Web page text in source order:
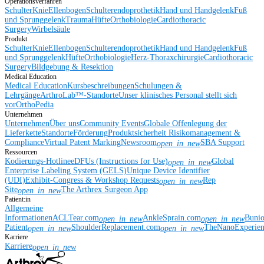
Operationsverfahren
SchulterKnieEllenbogenSchulterendoprothetikHand und HandgelenkFuß
und SprunggelenkTraumaHüfteOrthobiologieCardiothoracic
SurgeryWirbelsäule
Produkt
SchulterKnieEllenbogenSchulterendoprothetikHand und HandgelenkFuß
und SprunggelenkHüfteOrthobiologieHerz-ThoraxchirurgieCardiothoracic
SurgeryBildgebung & Resektion
Medical Education
Medical EducationKursbeschreibungenSchulungen &
LehrgängeArthroLab™-StandorteUnser klinisches Personal stellt sich
vorOrthoPedia
Unternehmen
UnternehmenÜber unsCommunity EventsGlobale Offenlegung der
LieferketteStandorteFörderungProduktsicherheit Risikomanagement &
ComplianceVirtual Patent MarkingNewsroomopen_in_newSBA Support
Ressourcen
Kodierungs-HotlineeDFUs (Instructions for Use)open_in_newGlobal
Enterprise Labeling System (GELS)Unique Device Identifier
(UDI)Exhibit-Congress & Workshop Requestsopen_in_newRep
Siteopen_in_newThe Arthrex Surgeon App
Patient:in
Allgemeine
InformationenACLTear.comopen_in_newAnkleSprain.comopen_in_new
Patientopen_in_newShoulderReplacement.comopen_in_new
Karriere
Karriereopen_in_new